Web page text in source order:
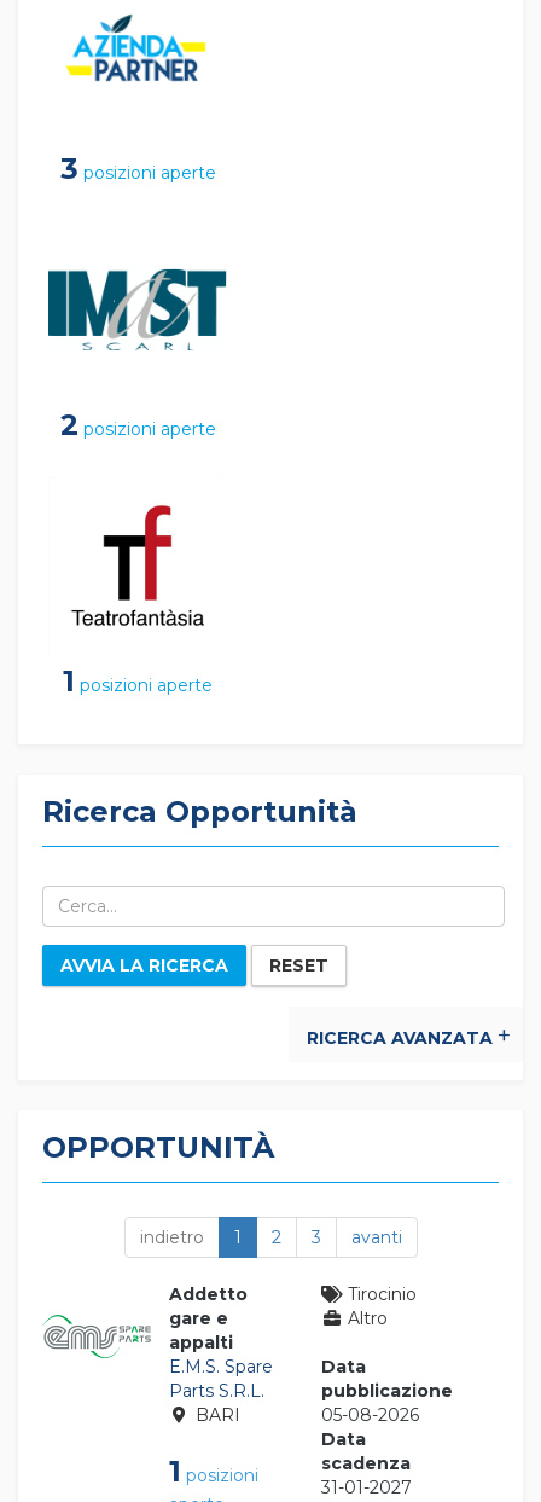
3 posizioni aperte
2 posizioni aperte
1 posizioni aperte
Ricerca Opportunità
AVVIA LA RICERCA RESET
RICERCA AVANZATA
OPPORTUNITÀ
indietro 1 2 3 avanti
Addetto
gare e
appalti
E.M.S. Spare
Parts S.R.L.
BARI
1 posizioni
Tirocinio
Altro
Data
pubblicazione
05-08-2026
Data
scadenza
31-01-2027